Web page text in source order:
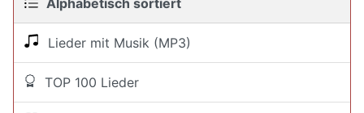
Alphabetisch sortiert
Lieder mit Musik (MP3)
TOP 100 Lieder